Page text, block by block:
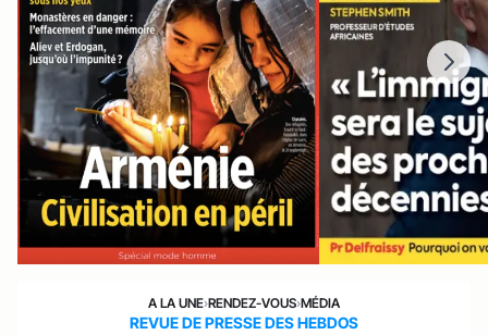
A LA UNE›RENDEZ-VOUS›MÉDIA
REVUE DE PRESSE DES HEBDOS